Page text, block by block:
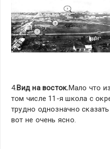
4.Вид на восток.Мало что
том числе 11-я школа с
трудно однозначно
вот не очень ясно.